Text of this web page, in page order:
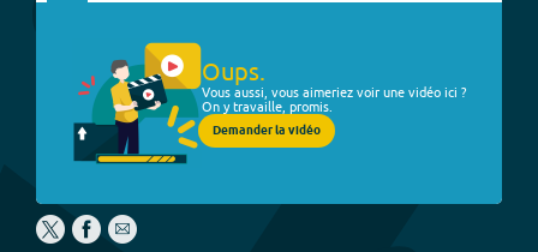
Oups.
Vous aussi, vous aimeriez voir une vidéo ici ?
On y travaille, promis.
Demander la vidéo